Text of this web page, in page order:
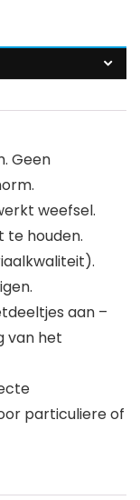
Geen
weefsel.
te houden.
aan –
van het
particuliere of